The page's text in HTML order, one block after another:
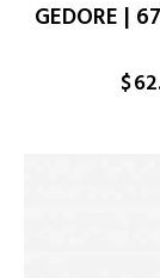
GEDORE |
$